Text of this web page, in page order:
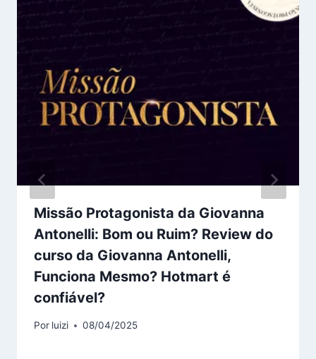
Missão Protagonista da Giovanna
Antonelli: Bom ou Ruim? Review do
curso da Giovanna Antonelli,
Funciona Mesmo? Hotmart é
confiável?
Por luizi 08/04/2025